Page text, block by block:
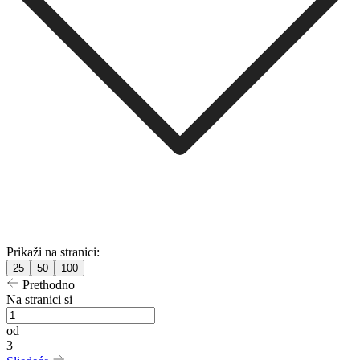
Prikaži na stranici:
25 50 100
Prethodno
Na stranici si
od
3